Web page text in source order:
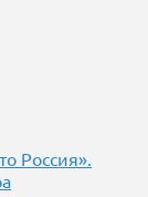
Россия».